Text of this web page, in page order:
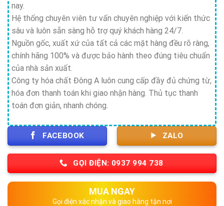
nay.
Hệ thống chuyên viên tư vấn chuyên nghiệp với kiến thức
sâu và luôn sẵn sàng hỗ trợ quý khách hàng 24/7.
Nguồn gốc, xuất xứ của tất cả các mặt hàng đều rõ ràng,
chính hãng 100% và được bảo hành theo đúng tiêu chuẩn
của nhà sản xuất.
Công ty hóa chất Đông A luôn cung cấp đầy đủ chứng từ,
hóa đơn thanh toán khi giao nhận hàng. Thủ tục thanh
toán đơn giản, nhanh chóng.
FACEBOOK ZALO
GỌI ĐIỆN: 0937 994 738
MUA NGAY
Gọi điện xác nhận và giao hàng tận nơi